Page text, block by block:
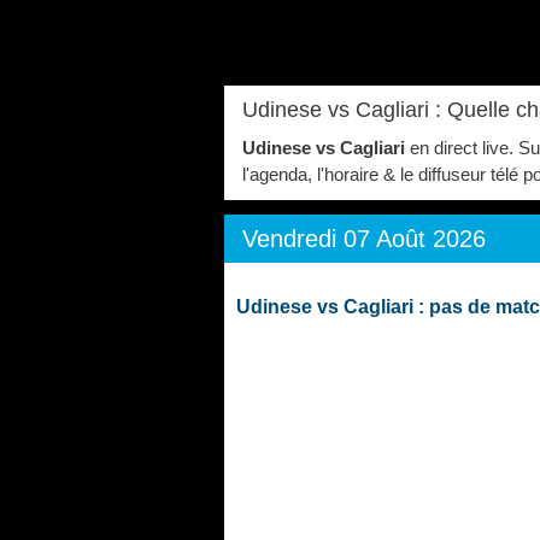
Udinese vs Cagliari : Quelle
Udinese vs Cagliari en direct live.
l'agenda, l'horaire & le diffuseur télé
Vendredi 07 Août 2026
Udinese vs Cagliari : pas de